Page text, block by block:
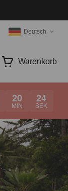
Deutsch
Warenkorb
20
MIN
23
SEK